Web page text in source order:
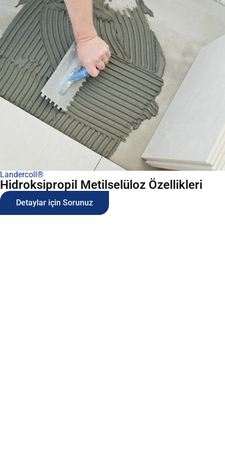
Landercoll®
Hidroksipropil Metilselüloz Özellikleri
Detaylar için Sorunuz